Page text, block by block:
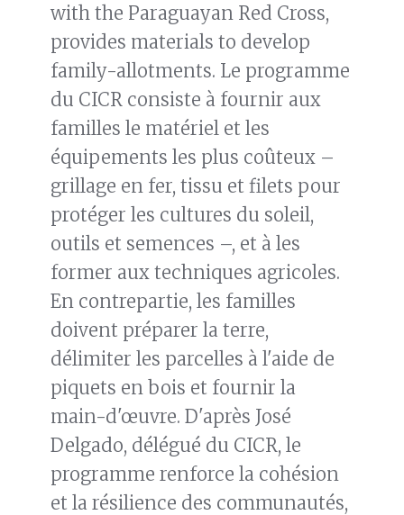
with the Paraguayan Red Cross,
provides materials to develop
family-allotments. Le programme
du CICR consiste à fournir aux
familles le matériel et les
équipements les plus coûteux –
grillage en fer, tissu et filets pour
protéger les cultures du soleil,
outils et semences –, et à les
former aux techniques agricoles.
En contrepartie, les familles
doivent préparer la terre,
délimiter les parcelles à l'aide de
piquets en bois et fournir la
main-d'œuvre. D'après José
Delgado, délégué du CICR, le
programme renforce la cohésion
et la résilience des communautés,